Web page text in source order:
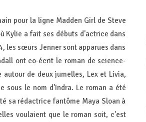
pour la ligne Madden Girl de Steve
Kylie a fait ses débuts d'actrice dans
les sœurs Jenner sont apparues dans
ont co-écrit le roman de science-
de deux jumelles, Lex et Livia,
sous le nom d'Indra. Le roman a été
sa rédactrice fantôme Maya Sloan à
voulaient que le roman soit, c'est